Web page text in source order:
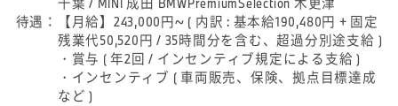
待遇：
【月給】243,000円~ ( 内訳 : 基本給190,480円 + 固定
残業代50,520円 / 35時間分を含む、超過分別途支給 )
・賞与 ( 年2回 / インセンティブ規定による支給 )
・インセンティブ ( 車両販売、保険、拠点目標達成
など )